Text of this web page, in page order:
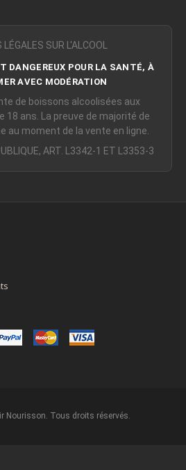
SUR L'ALCOOL
DANGEREUX POUR LA SANTÉ, À
AVEC MODÉRATION
de boissons alcoolisées aux
18 ans. La preuve de majorité de
au moment de la vente en ligne.
ART. L3342-1 ET L3353-3
Nourisson. Tous droits réservés.